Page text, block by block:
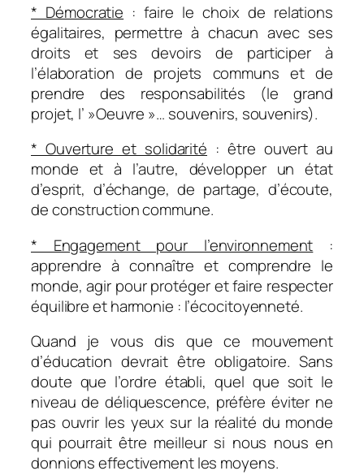
* Démocratie : faire le choix de relations
égalitaires, permettre à chacun avec ses
droits et ses devoirs de participer à
l’élaboration de projets communs et de
prendre des responsabilités (le grand
projet, l’ »Oeuvre »… souvenirs, souvenirs).
* Ouverture et solidarité : être ouvert au
monde et à l’autre, développer un état
d’esprit, d’échange, de partage, d’écoute,
de construction commune.
* Engagement pour l’environnement :
apprendre à connaître et comprendre le
monde, agir pour protéger et faire respecter
équilibre et harmonie : l’écocitoyenneté.
Quand je vous dis que ce mouvement
d’éducation devrait être obligatoire. Sans
doute que l’ordre établi, quel que soit le
niveau de déliquescence, préfère éviter ne
pas ouvrir les yeux sur la réalité du monde
qui pourrait être meilleur si nous nous en
donnions effectivement les moyens.